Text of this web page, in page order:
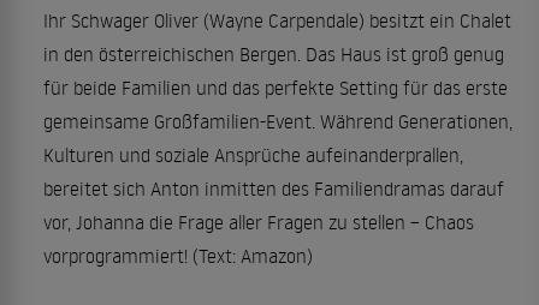
Ihr Schwager Oliver (Wayne Carpendale) besitzt ein Chalet
in den österreichischen Bergen. Das Haus ist groß genug
für beide Familien und das perfekte Setting für das erste
gemeinsame Großfamilien-Event. Während Generationen,
Kulturen und soziale Ansprüche aufeinanderprallen,
bereitet sich Anton inmitten des Familiendramas darauf
vor, Johanna die Frage aller Fragen zu stellen – Chaos
vorprogrammiert! (Text: Amazon)